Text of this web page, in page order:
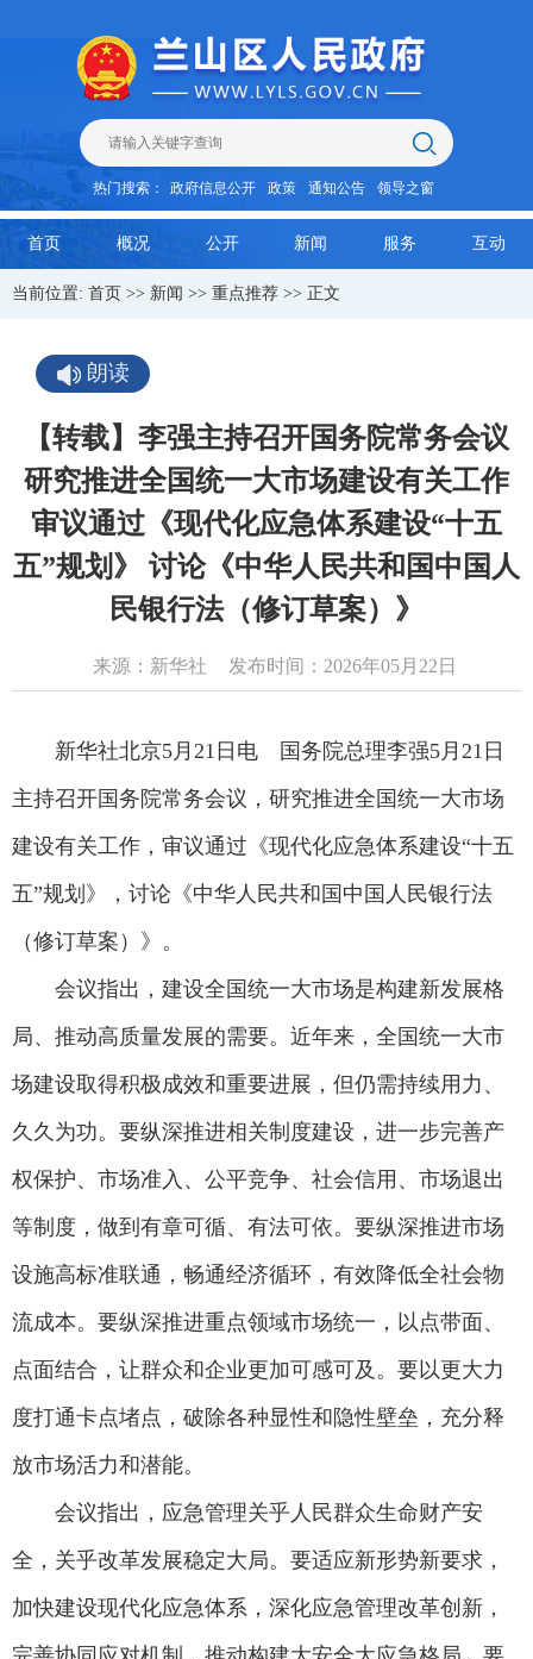
热门搜索： 政府信息公开 政策 通知公告 领导之窗
首页 概况 公开 新闻 服务 互动
当前位置: 首页 >> 新闻 >> 重点推荐 >> 正文
朗读
【转载】李强主持召开国务院常务会议
研究推进全国统一大市场建设有关工作
审议通过《现代化应急体系建设“十五
五”规划》 讨论《中华人民共和国中国人
民银行法（修订草案）》
来源：新华社 发布时间：2026年05月22日
新华社北京5月21日电 国务院总理李强5月21日
主持召开国务院常务会议，研究推进全国统一大市场
建设有关工作，审议通过《现代化应急体系建设“十五
五”规划》，讨论《中华人民共和国中国人民银行法
（修订草案）》。
会议指出，建设全国统一大市场是构建新发展格
局、推动高质量发展的需要。近年来，全国统一大市
场建设取得积极成效和重要进展，但仍需持续用力、
久久为功。要纵深推进相关制度建设，进一步完善产
权保护、市场准入、公平竞争、社会信用、市场退出
等制度，做到有章可循、有法可依。要纵深推进市场
设施高标准联通，畅通经济循环，有效降低全社会物
流成本。要纵深推进重点领域市场统一，以点带面、
点面结合，让群众和企业更加可感可及。要以更大力
度打通卡点堵点，破除各种显性和隐性壁垒，充分释
放市场活力和潜能。
会议指出，应急管理关乎人民群众生命财产安
全，关乎改革发展稳定大局。要适应新形势新要求，
加快建设现代化应急体系，深化应急管理改革创新，